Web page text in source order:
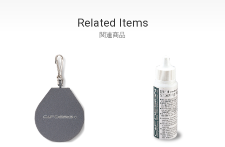
Related Items
関連商品